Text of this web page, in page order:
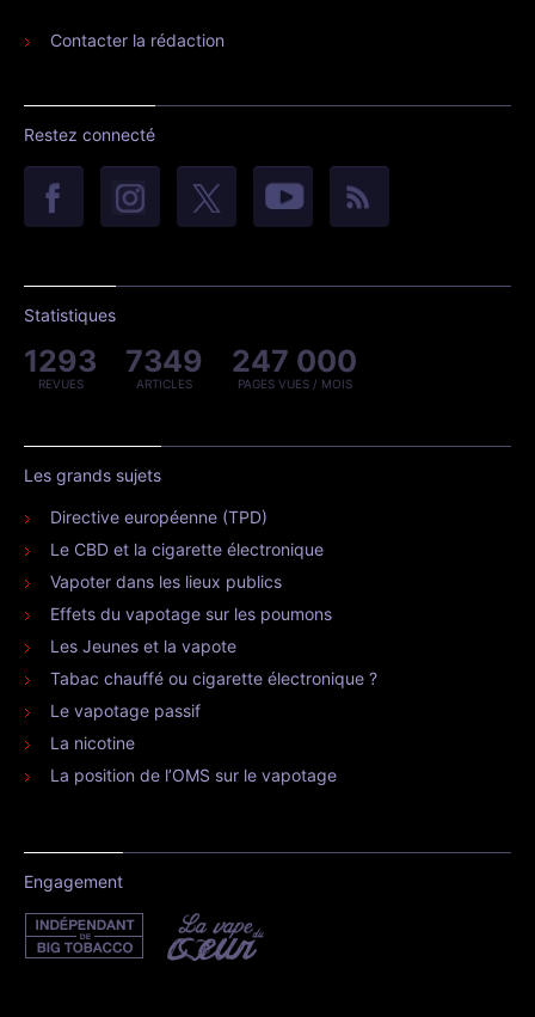
Contacter la rédaction
Restez connecté
Statistiques
1293
REVUES
7349
ARTICLES
247 000
PAGES VUES / MOIS
Les grands sujets
Directive européenne (TPD)
Le CBD et la cigarette électronique
Vapoter dans les lieux publics
Effets du vapotage sur les poumons
Les Jeunes et la vapote
Tabac chauffé ou cigarette électronique ?
Le vapotage passif
La nicotine
La position de l’OMS sur le vapotage
Engagement